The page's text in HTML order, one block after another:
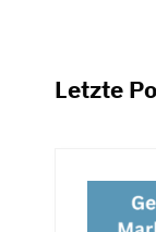
Letzte